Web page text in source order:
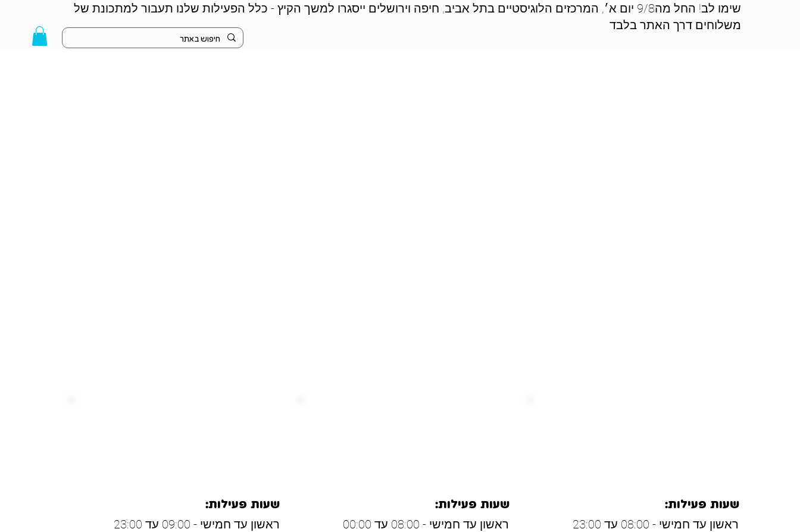
שימו לב! החל מה9/8 יום א׳, המרכזים הלוגיסטיים בתל אביב, חיפה וירושלים ייסגרו למשך הקיץ - כלל הפעילות שלנו תעבור למתכונת של
משלוחים דרך האתר בלבד
שעות פעילות:
ראשון עד חמישי - 08:00 עד 23:00
שעות פעילות:
ראשון עד חמישי - 08:00 עד 00:00
שעות פעילות:
ראשון עד חמישי - 09:00 עד 23:00